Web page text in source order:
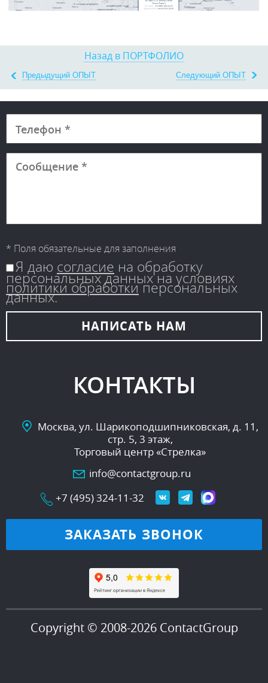
Предыдущий ОПЫТ
Назад в ПОРТФОЛИО
Следующий ОПЫТ
* Поля обязательные для заполнения
Я даю согласие на обработку
персональных данных на условиях
политики обработкиперсональных
данных.
НАПИСАТЬ НАМ
КОНТАКТЫ
Москва, ул. Шарикоподшипниковская, д. 11,
стр. 5, 3 этаж,
Торговый центр «Стрелка»
info@contactgroup.ru
+7 (495) 324-11-32
ЗАКАЗАТЬ ЗВОНОК
Copyright © 2008-2026 ContactGroup